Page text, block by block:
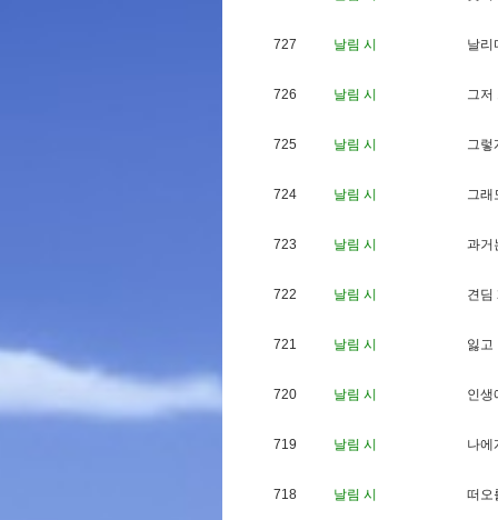
727 날림 시 날리
726 날림 시 그저
725 날림 시 그렇
724 날림 시 그래
723 날림 시 과거
722 날림 시 견 딤
721 날림 시 잃고
720 날림 시 인생
719 날림 시 나에
718 날림 시 떠 오